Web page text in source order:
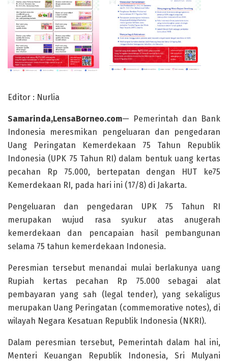
Editor : Nurlia
Samarinda,LensaBorneo.com— Pemerintah dan Bank
Indonesia meresmikan pengeluaran dan pengedaran
Uang Peringatan Kemerdekaan 75 Tahun Republik
Indonesia (UPK 75 Tahun RI) dalam bentuk uang kertas
pecahan Rp 75.000, bertepatan dengan HUT ke75
Kemerdekaan RI, pada hari ini (17/8) di Jakarta.
Pengeluaran dan pengedaran UPK 75 Tahun RI
merupakan wujud rasa syukur atas anugerah
kemerdekaan dan pencapaian hasil pembangunan
selama 75 tahun kemerdekaan Indonesia.
Peresmian tersebut menandai mulai berlakunya uang
Rupiah kertas pecahan Rp 75.000 sebagai alat
pembayaran yang sah (legal tender), yang sekaligus
merupakan Uang Peringatan (commemorative notes), di
wilayah Negara Kesatuan Republik Indonesia (NKRI).
Dalam peresmian tersebut, Pemerintah dalam hal ini,
Menteri Keuangan Republik Indonesia, Sri Mulyani